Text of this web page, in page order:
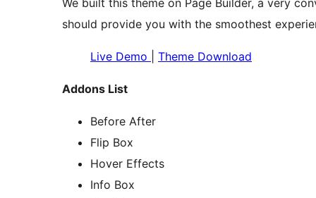
We built this theme on Page Builder, a very
should provide you with the smoothest
Live Demo Theme Download
Addons List
Before After
Flip Box
Hover Effects
Info Box